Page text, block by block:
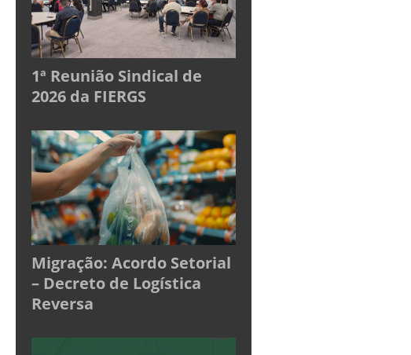
1ª Reunião Sindical de
2026 da FIERGS
Migração: Acordo Setorial
– Decreto de Logística
Reversa